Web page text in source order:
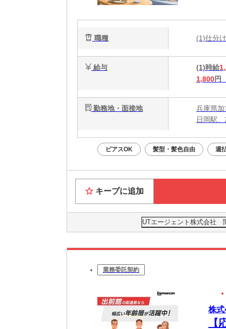
職種 (1)仕分
給与 (1)時給
1,800円
勤務地・面接地
兵庫県
日岡駅
ピアスOK 髪型・髪色自由 週
キープに追加
UTエージェント株式会社
業務委託契約
株
【